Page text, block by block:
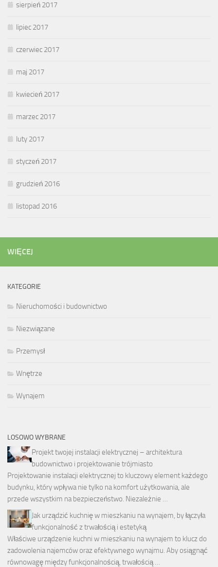
sierpień 2017
lipiec 2017
czerwiec 2017
maj 2017
kwiecień 2017
marzec 2017
luty 2017
styczeń 2017
grudzień 2016
listopad 2016
WIĘCEJ
KATEGORIE
Nieruchomości i budownictwo
Niezwiązane
Przemysł
Wnętrze
Wynajem
LOSOWO WYBRANE
Projekt twojej instalacji elektrycznej – architektura
budownictwo i projektowanie trójmiasto
Projektowanie instalacji elektrycznej to kluczowy element każdego
budynku, który wpływa nie tylko na komfort użytkowania, ale
przede wszystkim na bezpieczeństwo. Niezależnie …
Jak urządzić kuchnię w mieszkaniu na wynajem, by łączyła
funkcjonalność z trwałością i estetyką
Właściwe urządzenie kuchni w mieszkaniu na wynajem to klucz do
zadowolenia najemców oraz efektywnego wynajmu. Aby osiągnąć
równowagę między funkcjonalnością, trwałością …